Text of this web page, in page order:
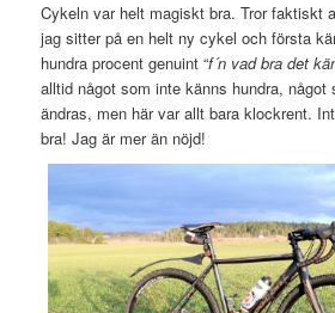
Cykeln var helt magiskt bra. Tror faktiskt
jag sitter på en helt ny cykel och första
hundra procent genuint “f´n vad bra det
alltid något som inte känns hundra,
ändras, men här var allt bara klockrent.
bra! Jag är mer än nöjd!